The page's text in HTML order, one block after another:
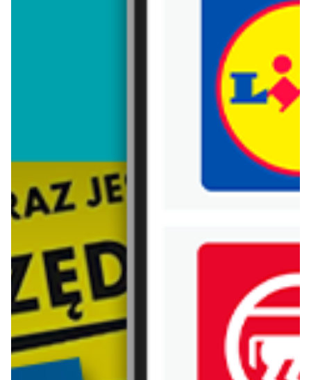
Trafiłeś na nieaktualną gazetkę
Zobacz aktualne gazetki Blix!
ostatnie 24h
Delfin
ostatnie 24h
Gazetka 31.07-09.08